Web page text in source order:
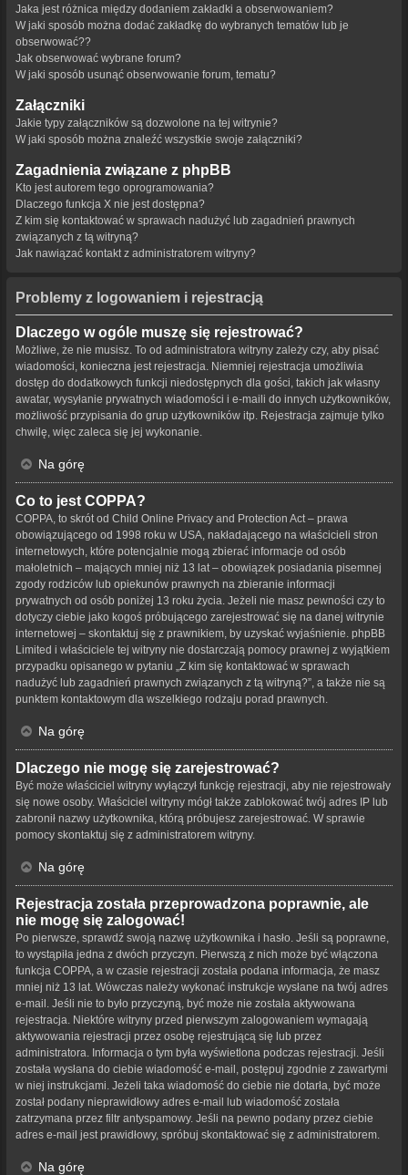
Jaka jest różnica między dodaniem zakładki a obserwowaniem?
W jaki sposób można dodać zakładkę do wybranych tematów lub je
obserwować??
Jak obserwować wybrane forum?
W jaki sposób usunąć obserwowanie forum, tematu?
Załączniki
Jakie typy załączników są dozwolone na tej witrynie?
W jaki sposób można znaleźć wszystkie swoje załączniki?
Zagadnienia związane z phpBB
Kto jest autorem tego oprogramowania?
Dlaczego funkcja X nie jest dostępna?
Z kim się kontaktować w sprawach nadużyć lub zagadnień prawnych
związanych z tą witryną?
Jak nawiązać kontakt z administratorem witryny?
Problemy z logowaniem i rejestracją
Dlaczego w ogóle muszę się rejestrować?
Możliwe, że nie musisz. To od administratora witryny zależy czy, aby pisać
wiadomości, konieczna jest rejestracja. Niemniej rejestracja umożliwia
dostęp do dodatkowych funkcji niedostępnych dla gości, takich jak własny
awatar, wysyłanie prywatnych wiadomości i e-maili do innych użytkowników,
możliwość przypisania do grup użytkowników itp. Rejestracja zajmuje tylko
chwilę, więc zaleca się jej wykonanie.
Na górę
Co to jest COPPA?
COPPA, to skrót od Child Online Privacy and Protection Act – prawa
obowiązującego od 1998 roku w USA, nakładającego na właścicieli stron
internetowych, które potencjalnie mogą zbierać informacje od osób
małoletnich – mających mniej niż 13 lat – obowiązek posiadania pisemnej
zgody rodziców lub opiekunów prawnych na zbieranie informacji
prywatnych od osób poniżej 13 roku życia. Jeżeli nie masz pewności czy to
dotyczy ciebie jako kogoś próbującego zarejestrować się na danej witrynie
internetowej – skontaktuj się z prawnikiem, by uzyskać wyjaśnienie. phpBB
Limited i właściciele tej witryny nie dostarczają pomocy prawnej z wyjątkiem
przypadku opisanego w pytaniu „Z kim się kontaktować w sprawach
nadużyć lub zagadnień prawnych związanych z tą witryną?”, a także nie są
punktem kontaktowym dla wszelkiego rodzaju porad prawnych.
Na górę
Dlaczego nie mogę się zarejestrować?
Być może właściciel witryny wyłączył funkcję rejestracji, aby nie rejestrowały
się nowe osoby. Właściciel witryny mógł także zablokować twój adres IP lub
zabronił nazwy użytkownika, którą próbujesz zarejestrować. W sprawie
pomocy skontaktuj się z administratorem witryny.
Na górę
Rejestracja została przeprowadzona poprawnie, ale
nie mogę się zalogować!
Po pierwsze, sprawdź swoją nazwę użytkownika i hasło. Jeśli są poprawne,
to wystąpiła jedna z dwóch przyczyn. Pierwszą z nich może być włączona
funkcja COPPA, a w czasie rejestracji została podana informacja, że masz
mniej niż 13 lat. Wówczas należy wykonać instrukcje wysłane na twój adres
e-mail. Jeśli nie to było przyczyną, być może nie została aktywowana
rejestracja. Niektóre witryny przed pierwszym zalogowaniem wymagają
aktywowania rejestracji przez osobę rejestrującą się lub przez
administratora. Informacja o tym była wyświetlona podczas rejestracji. Jeśli
została wysłana do ciebie wiadomość e-mail, postępuj zgodnie z zawartymi
w niej instrukcjami. Jeżeli taka wiadomość do ciebie nie dotarła, być może
został podany nieprawidłowy adres e-mail lub wiadomość została
zatrzymana przez filtr antyspamowy. Jeśli na pewno podany przez ciebie
adres e-mail jest prawidłowy, spróbuj skontaktować się z administratorem.
Na górę